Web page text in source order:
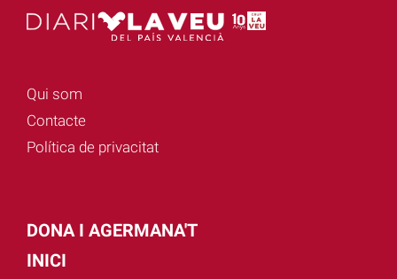
Qui som
Contacte
Política de privacitat
DONA I AGERMANA'T
INICI